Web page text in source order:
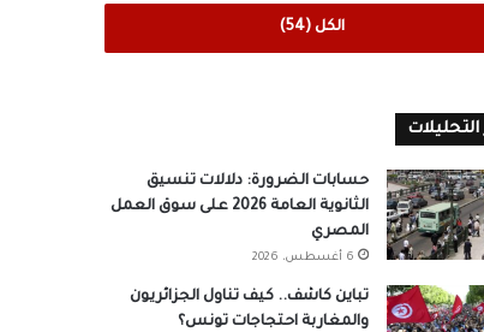
الكل (54)
التحليلات
حسابات الضرورة: دلالات تنسيق
الثانوية العامة 2026 على سوق العمل
المصري
6 أغسطس، 2026
تباين كاشف.. كيف تناول الجزائريون
والمغاربة احتجاجات تونس؟